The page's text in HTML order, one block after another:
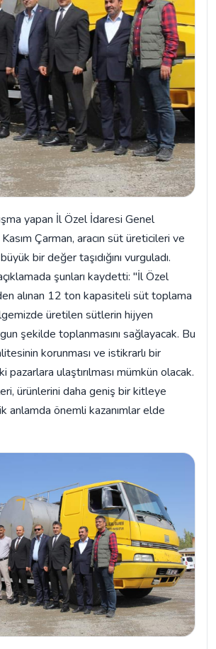
yapan İl Özel İdaresi Genel
Çarman, aracın süt üreticileri ve
bir değer taşıdığını vurguladı.
şunları kaydetti: "İl Özel
alınan 12 ton kapasiteli süt toplama
üretilen sütlerin hijyen
şekilde toplanmasını sağlayacak. Bu
korunması ve istikrarlı bir
pazarlara ulaştırılması mümkün olacak.
ürünlerini daha geniş bir kitleye
anlamda önemli kazanımlar elde